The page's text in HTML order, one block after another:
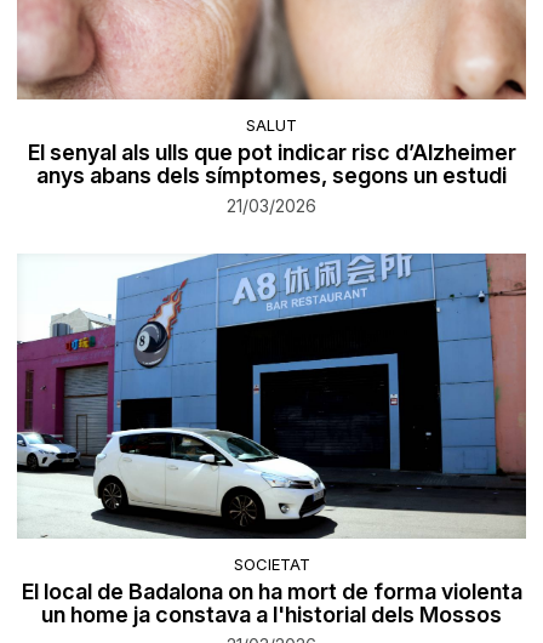
SALUT
El senyal als ulls que pot indicar risc d’Alzheimer
anys abans dels símptomes, segons un estudi
21/03/2026
SOCIETAT
El local de Badalona on ha mort de forma violenta
un home ja constava a l'historial dels Mossos